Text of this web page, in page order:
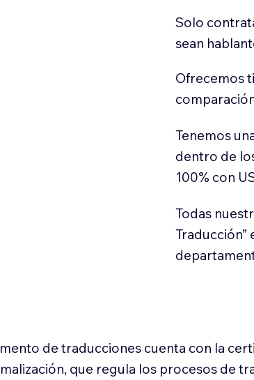
Solo
sean
Ofrecemos
Tenemos
dentro de
100% con
Todas
de traducciones cuenta con la
que regula los procesos de